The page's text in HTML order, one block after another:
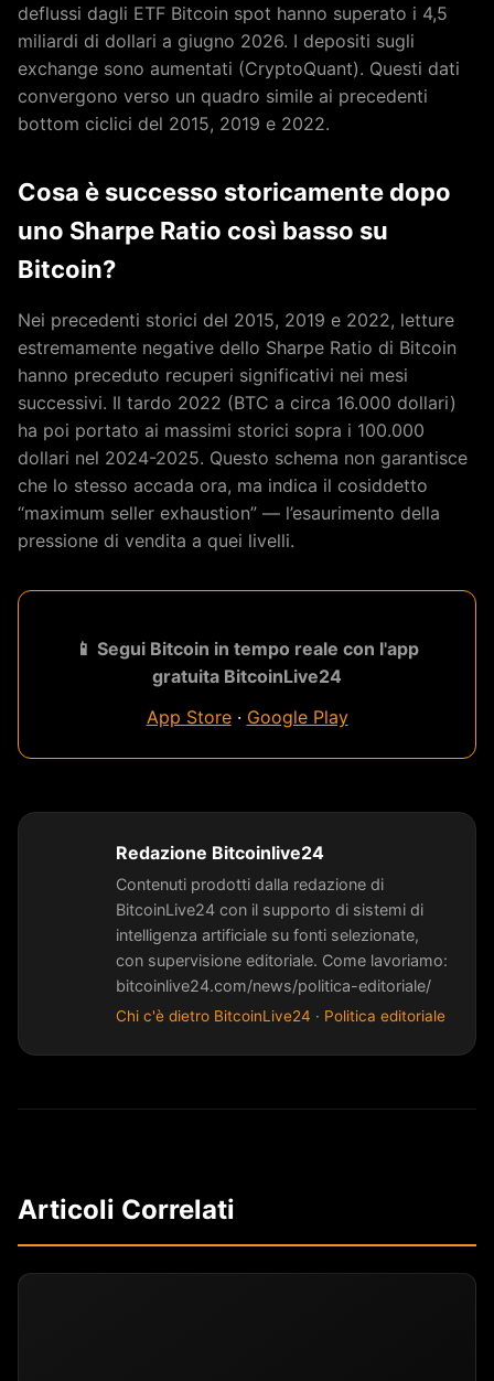
deflussi dagli ETF Bitcoin spot hanno superato i 4,5
miliardi di dollari a giugno 2026. I depositi sugli
exchange sono aumentati (CryptoQuant). Questi dati
convergono verso un quadro simile ai precedenti
bottom ciclici del 2015, 2019 e 2022.
Cosa è successo storicamente dopo
uno Sharpe Ratio così basso su
Bitcoin?
Nei precedenti storici del 2015, 2019 e 2022, letture
estremamente negative dello Sharpe Ratio di Bitcoin
hanno preceduto recuperi significativi nei mesi
successivi. Il tardo 2022 (BTC a circa 16.000 dollari)
ha poi portato ai massimi storici sopra i 100.000
dollari nel 2024-2025. Questo schema non garantisce
che lo stesso accada ora, ma indica il cosiddetto
“maximum seller exhaustion” — l’esaurimento della
pressione di vendita a quei livelli.
📱 Segui Bitcoin in tempo reale con l'app
gratuita BitcoinLive24
App Store· Google Play
Redazione Bitcoinlive24
Contenuti prodotti dalla redazione di
BitcoinLive24 con il supporto di sistemi di
intelligenza artificiale su fonti selezionate,
con supervisione editoriale. Come lavoriamo:
bitcoinlive24.com/news/politica-editoriale/
Chi c'è dietro BitcoinLive24 · Politica editoriale
Articoli Correlati